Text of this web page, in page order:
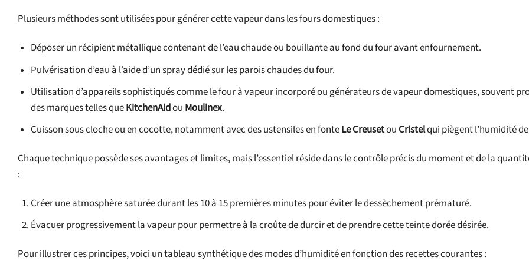
Plusieurs méthodes sont utilisées pour générer cette vapeur dans les fours domestiques :
Déposer un récipient métallique contenant de l’eau chaude ou bouillante au fond du four avant enfournement.
Pulvérisation d’eau à l’aide d’un spray dédié sur les parois chaudes du four.
Utilisation d’appareils sophistiqués comme le four à vapeur incorporé ou générateurs de vapeur domestiques, souvent
des marques telles queKitchenAidou Moulinex.
Cuisson sous cloche ou en cocotte, notamment avec des ustensiles en fonteLe Creusetou Cristelqui piègent l’humidité
Chaque technique possède ses avantages et limites, mais l’essentiel réside dans le contrôle précis du moment et de la
:
Créer une atmosphère saturée durant les 10 à 15 premières minutes pour éviter le dessèchement prématuré.
Évacuer progressivement la vapeur pour permettre à la croûte de durcir et de prendre cette teinte dorée désirée.
Pour illustrer ces principes, voici un tableau synthétique des modes d’humidité en fonction des recettes courantes :